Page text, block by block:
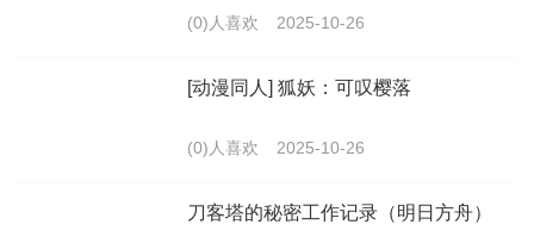
(0)人喜欢 2025-10-26
[动漫同人] 狐妖：可叹樱落
(0)人喜欢 2025-10-26
刀客塔的秘密工作记录（明日方舟）